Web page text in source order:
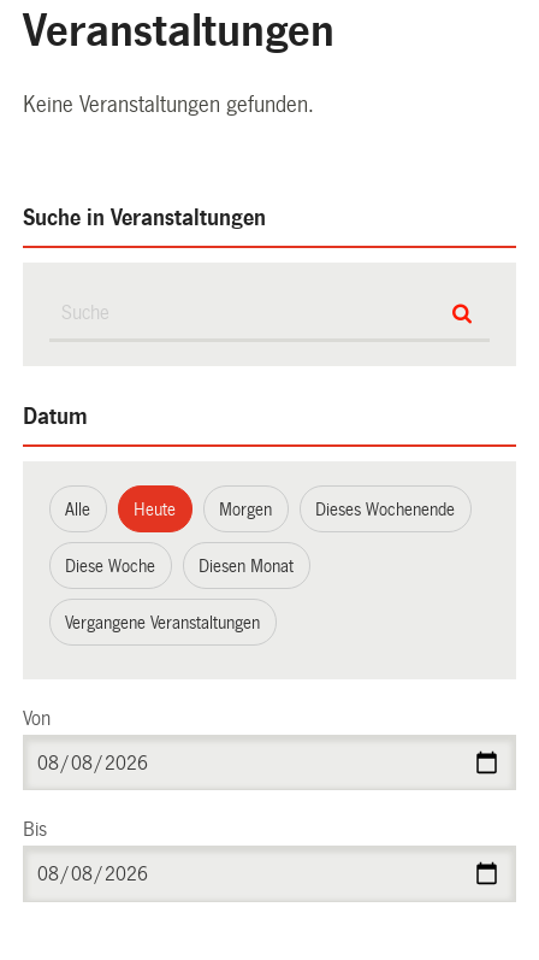
Veranstaltungen
Keine Veranstaltungen gefunden.
Suche in Veranstaltungen
Datum
Alle Heute Morgen Dieses Wochenende
Diese Woche Diesen Monat
Vergangene Veranstaltungen
Von
Bis